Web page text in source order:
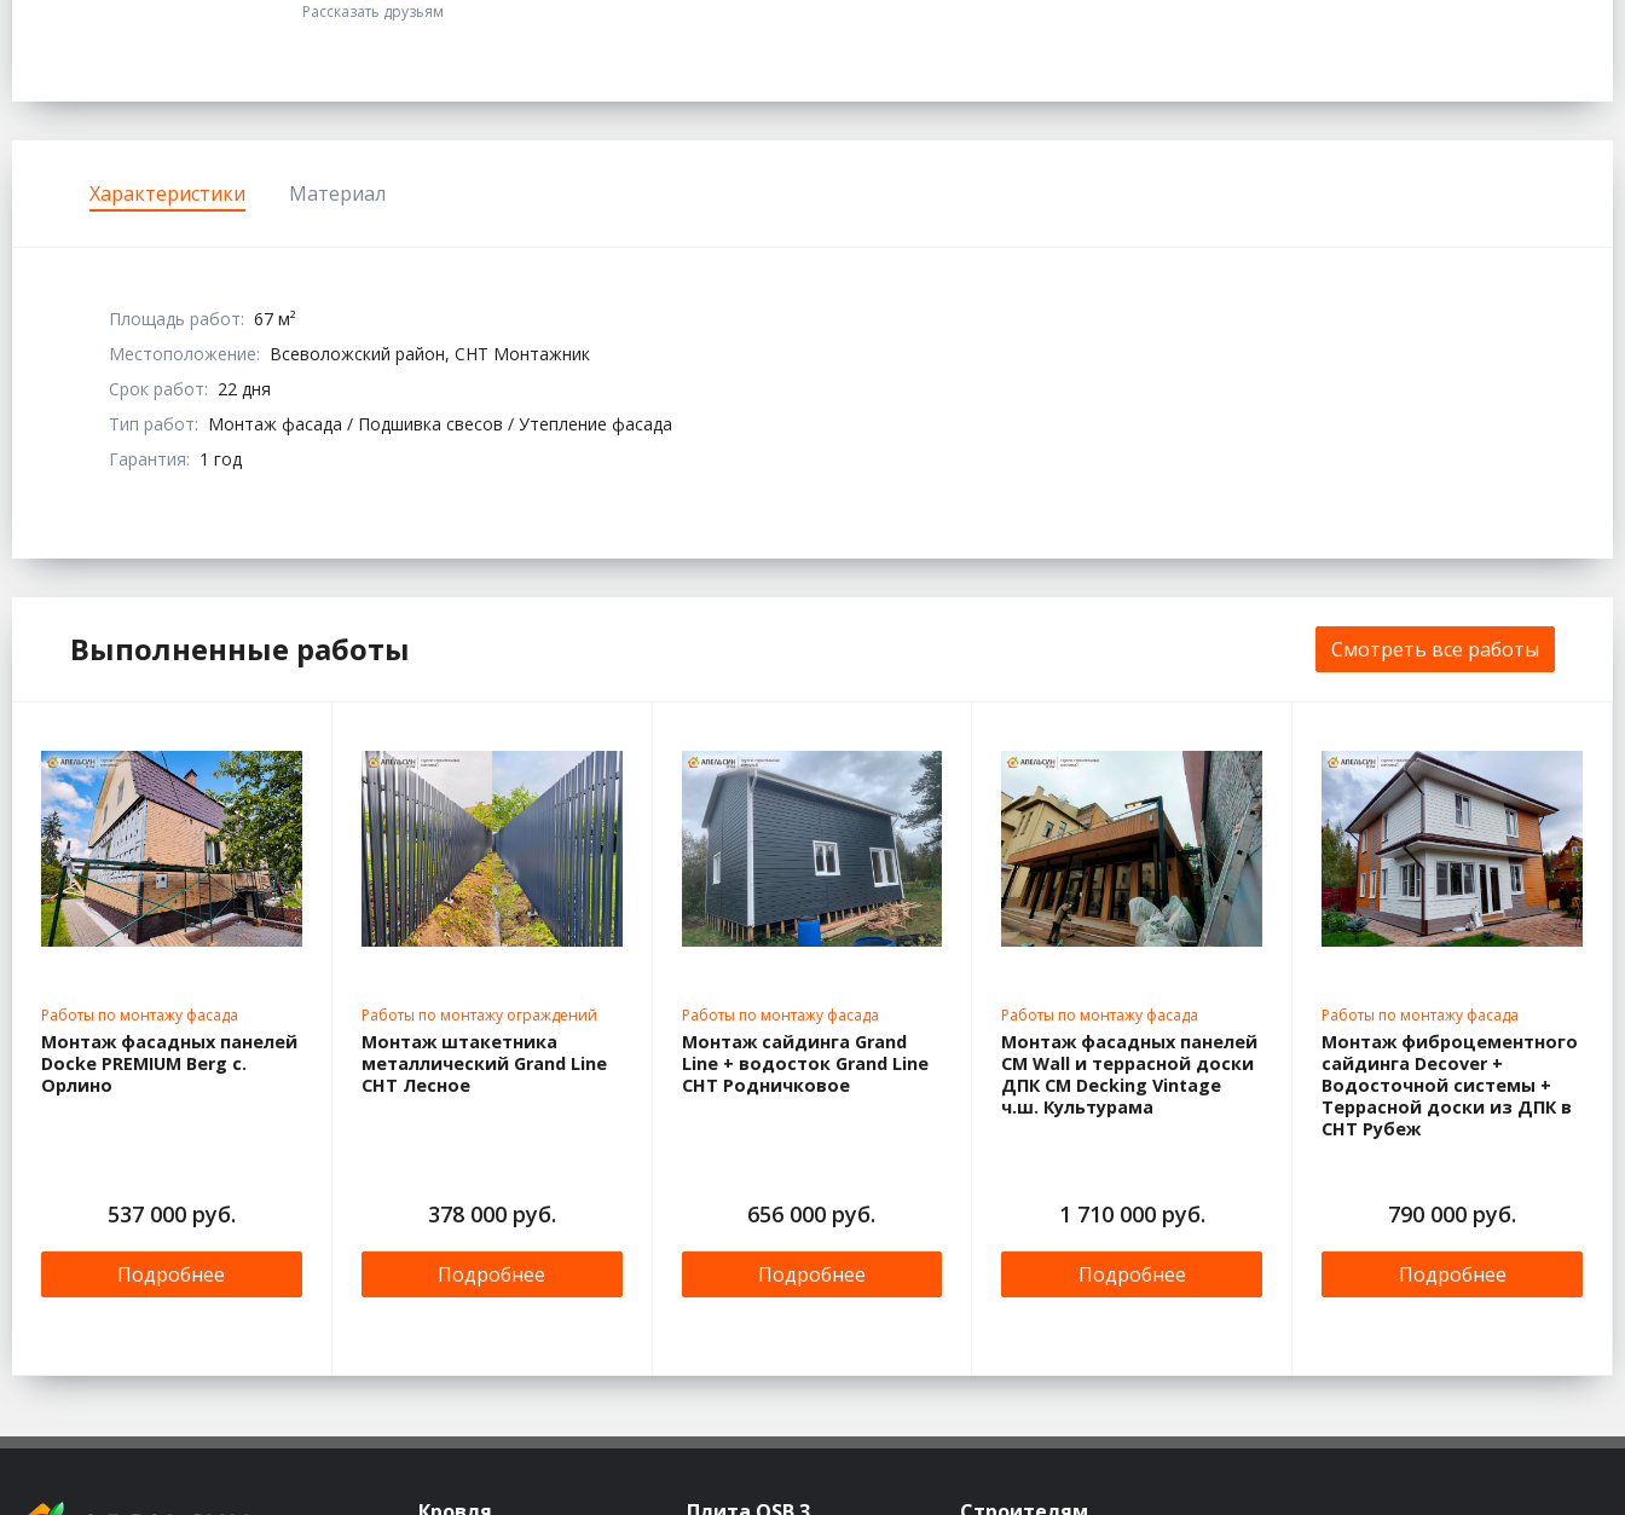
Рассказать друзьям
Характеристики Материал
Площадь работ: 67 м²
Местоположение: Всеволожский район, СНТ Монтажник
Срок работ: 22 дня
Тип работ: Монтаж фасада / Подшивка свесов / Утепление фасада
Гарантия: 1 год
Выполненные работы Смотреть все работы
Работы по монтажу фасада
Монтаж фасадных панелей
Docke PREMIUM Berg с.
Орлино
537 000 руб.
Подробнее
Работы по монтажу ограждений
Монтаж штакетника
металлический Grand Line
СНТ Лесное
378 000 руб.
Подробнее
Работы по монтажу фасада
Монтаж сайдинга Grand
Line + водосток Grand Line
СНТ Родничковое
656 000 руб.
Подробнее
Работы по монтажу фасада
Монтаж фасадных панелей
CM Wall и террасной доски
ДПК CM Decking Vintage
ч.ш. Культурама
1 710 000 руб.
Подробнее
Работы по монтажу фасада
Монтаж фиброцементного
сайдинга Decover +
Водосточной системы +
Террасной доски из ДПК в
СНТ Рубеж
790 000 руб.
Подробнее